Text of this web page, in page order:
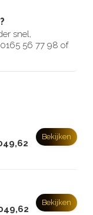
snel,
56 77 98 of
Bekijken
Bekijken